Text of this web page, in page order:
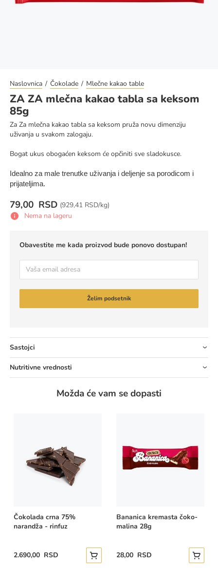
Naslovnica Čokolade Mlečne kakao table
ZA ZA mlečna kakao tabla sa keksom
85g
Za Za mlečna kakao tabla sa keksom pruža novu dimenziju
uživanja u svakom zalogaju.
Bogat ukus obogaćen keksom će opčiniti sve sladokusce.
Idealno za male trenutke uživanja i deljenje sa porodicom i
prijateljima.
79,00 RSD (Cena za jedinicu mere:
929,41 RSD/kg)
Nema na lageru
Obavestite me kada proizvod bude ponovo dostupan!
pošta
Želim podsetnik
Sastojci
Nutritivne vrednosti
Možda će vam se dopasti
Čokolada crna 75%
narandža - rinfuz
2.690,00 RSD Dodajte u korpu
Bananica kremasta čoko-
malina 28g
28,00 RSD